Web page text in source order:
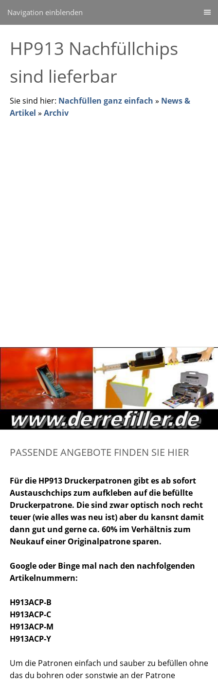
Navigation einblenden
HP913 Nachfüllchips
sind lieferbar
Sie sind hier: Nachfüllen ganz einfach » News &
Artikel » Archiv
PASSENDE ANGEBOTE FINDEN SIE HIER
Für die HP913 Druckerpatronen gibt es ab sofort
Austauschchips zum aufkleben auf die befüllte
Druckerpatrone. Die sind zwar optisch noch recht
teuer (wie alles was neu ist) aber du kansnt damit
dann gut und gerne ca. 60% im Verhältnis zum
Neukauf einer Originalpatrone sparen.
Google oder Binge mal nach den nachfolgenden
Artikelnummern:
H913ACP-B
H913ACP-C
H913ACP-M
H913ACP-Y
Um die Patronen einfach und sauber zu befüllen ohne
das du bohren oder sonstwie an der Patrone